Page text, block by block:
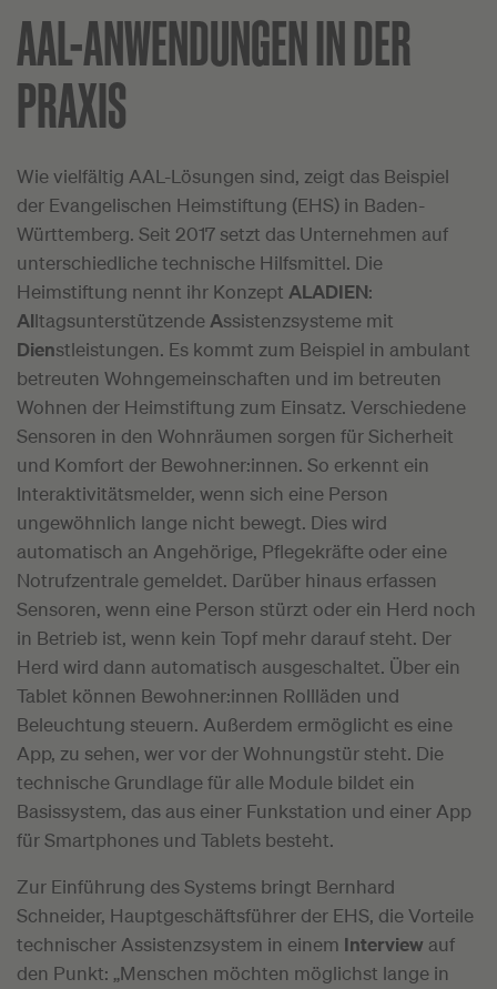
AAL-ANWENDUNGEN IN DER
PRAXIS
Wie vielfältig AAL-Lösungen sind, zeigt das Beispiel
der Evangelischen Heimstiftung (EHS) in Baden-
Württemberg. Seit 2017 setzt das Unternehmen auf
unterschiedliche technische Hilfsmittel. Die
Heimstiftung nennt ihr Konzept ALADIEN:
AlltagsunterstützendeAssistenzsysteme mit
Dienstleistungen. Es kommt zum Beispiel in ambulant
betreuten Wohngemeinschaften und im betreuten
Wohnen der Heimstiftung zum Einsatz. Verschiedene
Sensoren in den Wohnräumen sorgen für Sicherheit
und Komfort der Bewohner:innen. So erkennt ein
Interaktivitätsmelder, wenn sich eine Person
ungewöhnlich lange nicht bewegt. Dies wird
automatisch an Angehörige, Pflegekräfte oder eine
Notrufzentrale gemeldet. Darüber hinaus erfassen
Sensoren, wenn eine Person stürzt oder ein Herd noch
in Betrieb ist, wenn kein Topf mehr darauf steht. Der
Herd wird dann automatisch ausgeschaltet. Über ein
Tablet können Bewohner:innen Rollläden und
Beleuchtung steuern. Außerdem ermöglicht es eine
App, zu sehen, wer vor der Wohnungstür steht. Die
technische Grundlage für alle Module bildet ein
Basissystem, das aus einer Funkstation und einer App
für Smartphones und Tablets besteht.
Zur Einführung des Systems bringt Bernhard
Schneider, Hauptgeschäftsführer der EHS, die Vorteile
technischer Assistenzsystem in einem Interview auf
den Punkt: „Menschen möchten möglichst lange in